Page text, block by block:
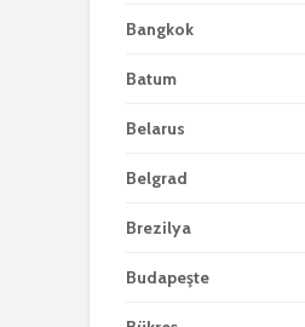
Bangkok
Batum
Belarus
Belgrad
Brezilya
Budapeşte